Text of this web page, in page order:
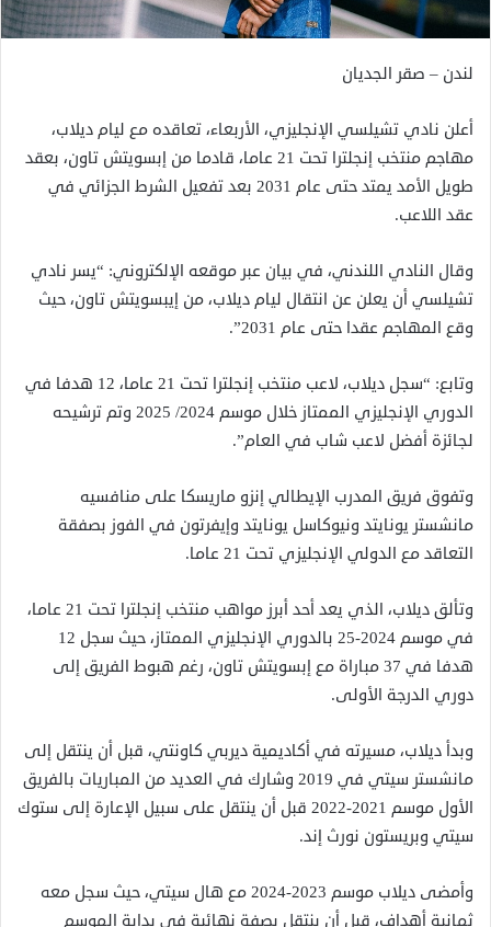
لندن – صقر الجديان
أعلن نادي تشيلسي الإنجليزي، الأربعاء، تعاقده مع ليام ديلاب،
مهاجم منتخب إنجلترا تحت 21 عاما، قادما من إبسويتش تاون، بعقد
طويل الأمد يمتد حتى عام 2031 بعد تفعيل الشرط الجزائي في
عقد اللاعب.
وقال النادي اللندني، في بيان عبر موقعه الإلكتروني: “يسر نادي
تشيلسي أن يعلن عن انتقال ليام ديلاب، من إيبسويتش تاون، حيث
وقع المهاجم عقدا حتى عام 2031”.
وتابع: “سجل ديلاب، لاعب منتخب إنجلترا تحت 21 عاما، 12 هدفا في
الدوري الإنجليزي الممتاز خلال موسم 2024/ 2025 وتم ترشيحه
لجائزة أفضل لاعب شاب في العام”.
وتفوق فريق المدرب الإيطالي إنزو ماريسكا على منافسيه
مانشستر يونايتد ونيوكاسل يونايتد وإيفرتون في الفوز بصفقة
التعاقد مع الدولي الإنجليزي تحت 21 عاما.
وتألق ديلاب، الذي يعد أحد أبرز مواهب منتخب إنجلترا تحت 21 عاما،
في موسم 2024-25 بالدوري الإنجليزي الممتاز، حيث سجل 12
هدفا في 37 مباراة مع إبسويتش تاون، رغم هبوط الفريق إلى
دوري الدرجة الأولى.
وبدأ ديلاب، مسيرته في أكاديمية ديربي كاونتي، قبل أن ينتقل إلى
مانشستر سيتي في 2019 وشارك في العديد من المباريات بالفريق
الأول موسم 2021-2022 قبل أن ينتقل على سبيل الإعارة إلى ستوك
سيتي وبريستون نورث إند.
وأمضى ديلاب موسم 2023-2024 مع هال سيتي، حيث سجل معه
ثمانية أهداف، قبل أن ينتقل بصفة نهائية في بداية الموسم